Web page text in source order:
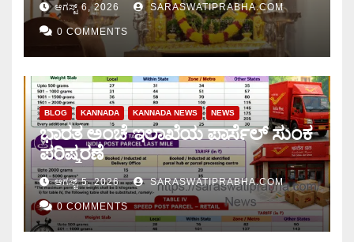
ಆಗಸ್ಟ್ 6, 2026 SARASWATIPRABHA.COM
0 COMMENTS
BLOG KANNADA KANNADA NEWS NEWS
ಭಾರತ ಅಂಚೆ ಇಲಾಖೆಯ ಪಾರ್ಸೆಲ್ ಸುಂಕ
ಪರಿಷ್ಕರಣೆ
ಆಗಸ್ಟ್ 5, 2026 SARASWATIPRABHA.COM
0 COMMENTS